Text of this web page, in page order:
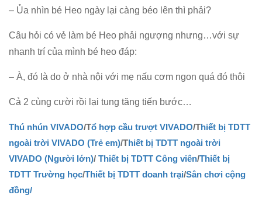
– Ủa nhìn bé Heo ngày lại càng béo lên thì phải?
Câu hỏi có vẻ làm bé Heo phải ngượng nhưng…với sự
nhanh trí của mình bé heo đáp:
– À, đó là do ở nhà nội với mẹ nấu cơm ngon quá đó thôi
Cả 2 cùng cười rồi lại tung tăng tiến bước…
Thú nhún VIVADO/Tổ hợp cầu trượt VIVADO/Thiết bị TDTT
ngoài trời VIVADO (Trẻ em)/Thiết bị TDTT ngoài trời
VIVADO (Người lớn)/ Thiết bị TDTT Công viên/Thiết bị
TDTT Trường học/Thiết bị TDTT doanh trại/Sân chơi cộng
đồng/